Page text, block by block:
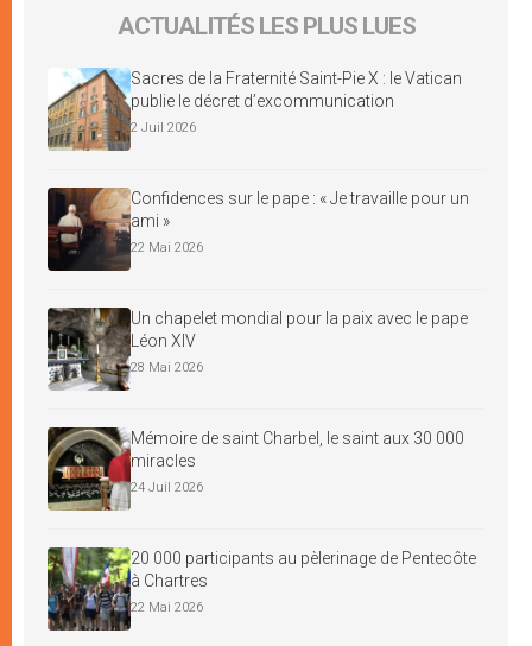
ACTUALITÉS LES PLUS LUES
Sacres de la Fraternité Saint-Pie X : le Vatican
publie le décret d’excommunication
2 Juil 2026
Confidences sur le pape : « Je travaille pour un
ami »
22 Mai 2026
Un chapelet mondial pour la paix avec le pape
Léon XIV
28 Mai 2026
Mémoire de saint Charbel, le saint aux 30 000
miracles
24 Juil 2026
20 000 participants au pèlerinage de Pentecôte
à Chartres
22 Mai 2026